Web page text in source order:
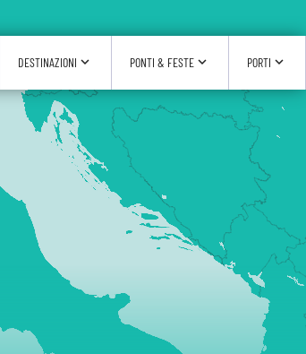
DESTINAZIONI expand_more PONTI & FESTE expand_more PORTI expand_more